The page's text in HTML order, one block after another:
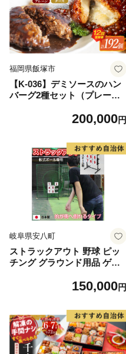
福岡県飯塚市
【K-036】デミソースのハン
バーグ2種セット（プレーン8
月定期便(計12回発送)】
200,000円
岐阜県安八町
ストラックアウト 野球 ピッ
チング グラウンド用品 ゲー
150,000円